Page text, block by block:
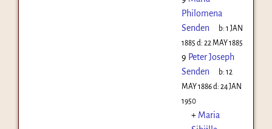
Philomena
Senden
b:1 JAN
1885 d: 22 MAY 1885
9 Peter Joseph
Senden
b:12
MAY 1886d: 24 JAN
1950
+ Maria